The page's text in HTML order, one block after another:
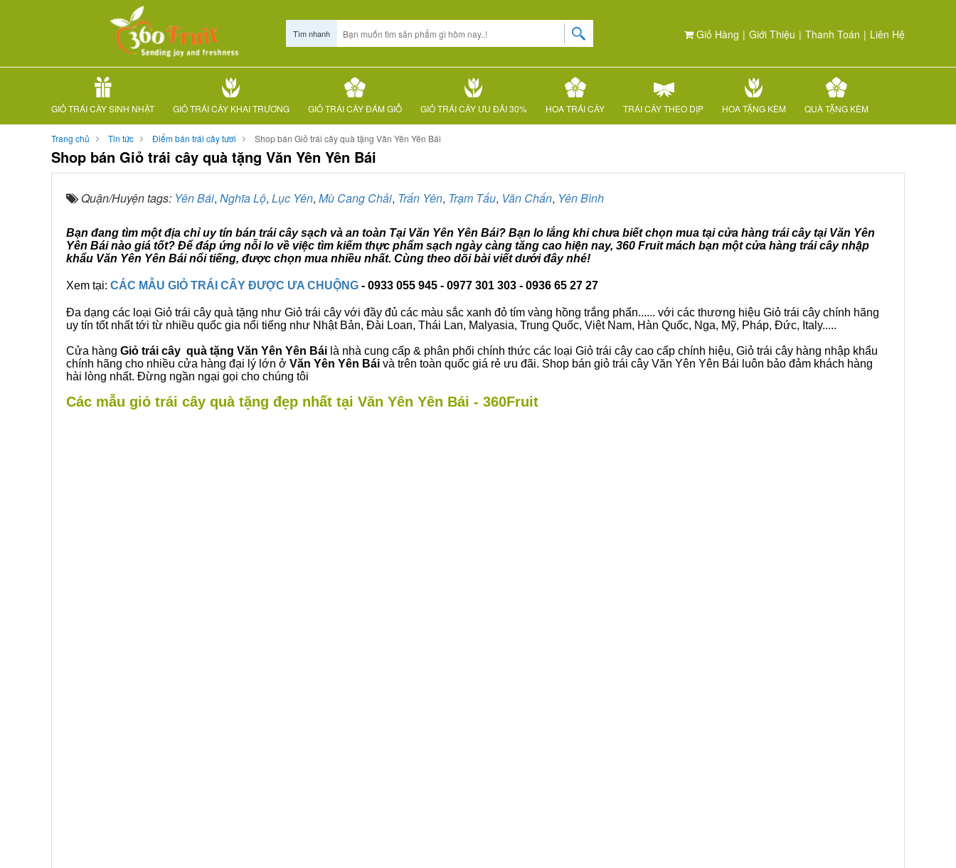
Giỏ Hàng | Giới Thiệu | Thanh Toán | Liên Hệ
Tìm nhanh
GIỎ TRÁI CÂY SINH NHẬT GIỎ TRÁI CÂY KHAI TRƯƠNG GIỎ TRÁI CÂY ĐÁM GIỖ GIỎ TRÁI CÂY ƯU ĐÃI 30% HOA TRÁI CÂY TRÁI CÂY THEO DỊP HOA TẶNG KÈM QUÀ TẶNG KÈM
Trang chủ Tin tức Điểm bán trái cây tươi Shop bán Giỏ trái cây quà tặng Văn Yên Yên Bái
Shop bán Giỏ trái cây quà tặng Văn Yên Yên Bái
Quận/Huyện tags: Yên Bái, Nghĩa Lộ, Lục Yên, Mù Cang Chải, Trấn Yên, Trạm Tấu, Văn Chấn, Yên Bình
Bạn đang tìm một địa chỉ uy tín bán trái cây sạch và an toàn Tại Văn Yên Yên Bái? Bạn lo lắng khi chưa biết chọn mua tại cửa hàng trái cây tại Văn Yên
Yên Bái nào giá tốt? Để đáp ứng nỗi lo về việc tìm kiếm thực phẩm sạch ngày càng tăng cao hiện nay, 360 Fruit mách bạn một cửa hàng trái cây nhập
khẩu Văn Yên Yên Bái nổi tiếng, được chọn mua nhiều nhất. Cùng theo dõi bài viết dưới đây nhé!
Xem tại: CÁC MẪU GIỎ TRÁI CÂY ĐƯỢC ƯA CHUỘNG - 0933 055 945 - 0977 301 303 - 0936 65 27 27
Đa dạng các loại Giỏ trái cây quà tặng như Giỏ trái cây với đầy đủ các màu sắc xanh đỏ tím vàng hồng trắng phấn...... với các thương hiệu Giỏ trái cây chính hãng
uy tín tốt nhất tới từ nhiều quốc gia nổi tiếng như Nhật Bản, Đài Loan, Thái Lan, Malyasia, Trung Quốc, Việt Nam, Hàn Quốc, Nga, Mỹ, Pháp, Đức, Italy.....
Cửa hàng Giỏ trái cây quà tặng Văn Yên Yên Bái là nhà cung cấp & phân phối chính thức các loại Giỏ trái cây cao cấp chính hiệu, Giỏ trái cây hàng nhập khẩu
chính hãng cho nhiều cửa hàng đại lý lớn ở Văn Yên Yên Bái và trên toàn quốc giá rẻ ưu đãi. Shop bán giỏ trái cây Văn Yên Yên Bái luôn bảo đảm khách hàng
hài lòng nhất. Đừng ngần ngại gọi cho chúng tôi
Các mẫu giỏ trái cây quà tặng đẹp nhất tại Văn Yên Yên Bái - 360Fruit